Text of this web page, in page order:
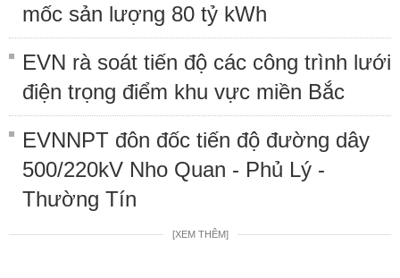
mốc sản lượng 80 tỷ kWh
EVN rà soát tiến độ các công trình lưới
điện trọng điểm khu vực miền Bắc
EVNNPT đôn đốc tiến độ đường dây
500/220kV Nho Quan - Phủ Lý -
Thường Tín
[XEM THÊM]